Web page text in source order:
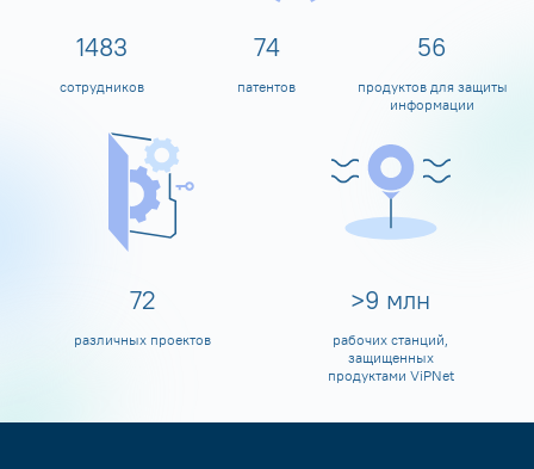
1600
сотрудников
80
патентов
60
продуктов для защиты
информации
80
различных проектов
>10 млн
рабочих станций,
защищенных
продуктами ViPNet